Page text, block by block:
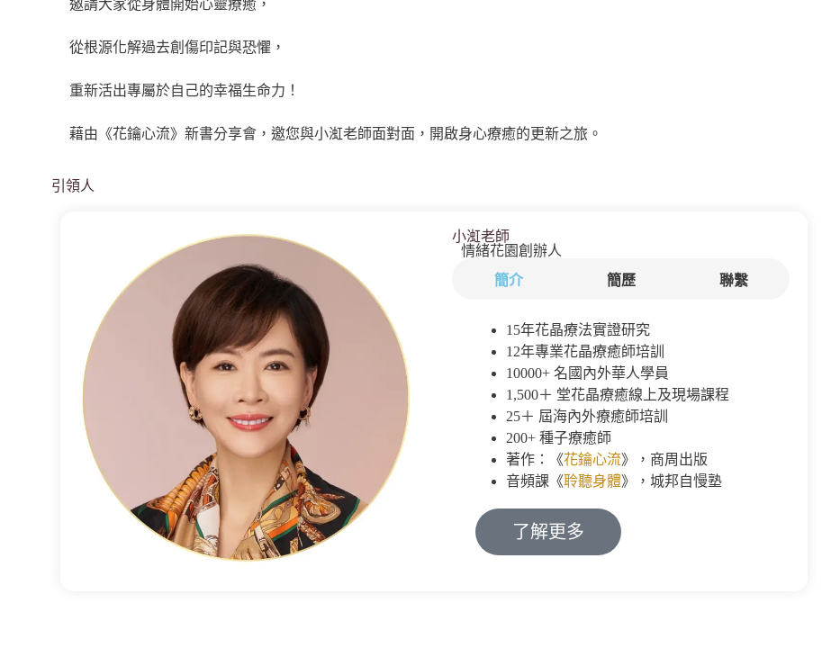
邀請大家從身體開始心靈療癒，
從根源化解過去創傷印記與恐懼，
重新活出專屬於自己的幸福生命力！
藉由《花鑰心流》新書分享會，邀您與小渱老師面對面，開啟身心療癒的更新之旅。
引領人
小渱老師
情緒花園創辦人
簡介
簡歷 聯繫
15年花晶療法實證研究
12年專業花晶療癒師培訓
10000+ 名國內外華人學員
1,500＋ 堂花晶療癒線上及現場課程
25＋ 屆海內外療癒師培訓
200+ 種子療癒師
著作：《花鑰心流》，商周出版
音頻課《聆聽身體》，城邦自慢塾
了解更多